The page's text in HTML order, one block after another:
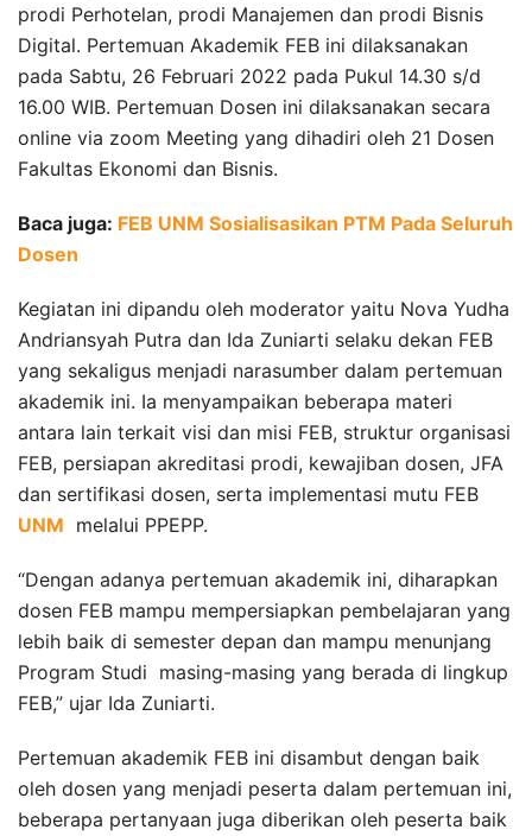
prodi Perhotelan, prodi Manajemen dan prodi Bisnis
Digital. Pertemuan Akademik FEB ini dilaksanakan
pada Sabtu, 26 Februari 2022 pada Pukul 14.30 s/d
16.00 WIB. Pertemuan Dosen ini dilaksanakan secara
online via zoom Meeting yang dihadiri oleh 21 Dosen
Fakultas Ekonomi dan Bisnis.
Baca juga: FEB UNM Sosialisasikan PTM Pada Seluruh
Dosen
Kegiatan ini dipandu oleh moderator yaitu Nova Yudha
Andriansyah Putra dan Ida Zuniarti selaku dekan FEB
yang sekaligus menjadi narasumber dalam pertemuan
akademik ini. Ia menyampaikan beberapa materi
antara lain terkait visi dan misi FEB, struktur organisasi
FEB, persiapan akreditasi prodi, kewajiban dosen, JFA
dan sertifikasi dosen, serta implementasi mutu FEB
UNM melalui PPEPP.
“Dengan adanya pertemuan akademik ini, diharapkan
dosen FEB mampu mempersiapkan pembelajaran yang
lebih baik di semester depan dan mampu menunjang
Program Studi masing-masing yang berada di lingkup
FEB,” ujar Ida Zuniarti.
Pertemuan akademik FEB ini disambut dengan baik
oleh dosen yang menjadi peserta dalam pertemuan ini,
beberapa pertanyaan juga diberikan oleh peserta baik